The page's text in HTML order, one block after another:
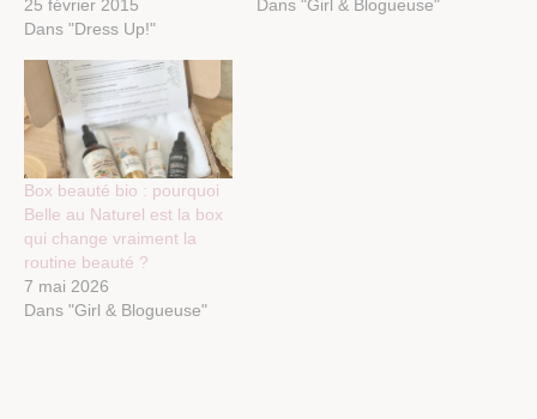
25 février 2015
Dans "Dress Up!"
Dans "Girl & Blogueuse"
Box beauté bio : pourquoi
Belle au Naturel est la box
qui change vraiment la
routine beauté ?
7 mai 2026
Dans "Girl & Blogueuse"